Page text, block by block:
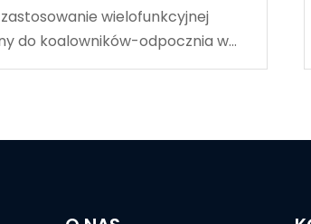
wielofunkcyjnej
do koalowników-odpocznia w
Tingnan